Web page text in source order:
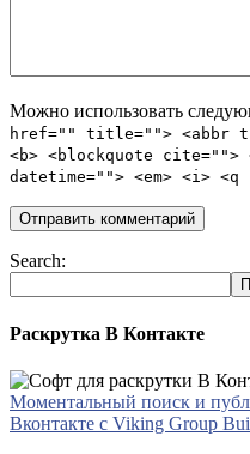
Можно использовать
href="" title=""> <abbr
<b> <blockquote cite="">
datetime=""> <em> <i>
Search:
Раскрутка В Контакте
Моментальный поиск и
Вконтакте с Viking Group